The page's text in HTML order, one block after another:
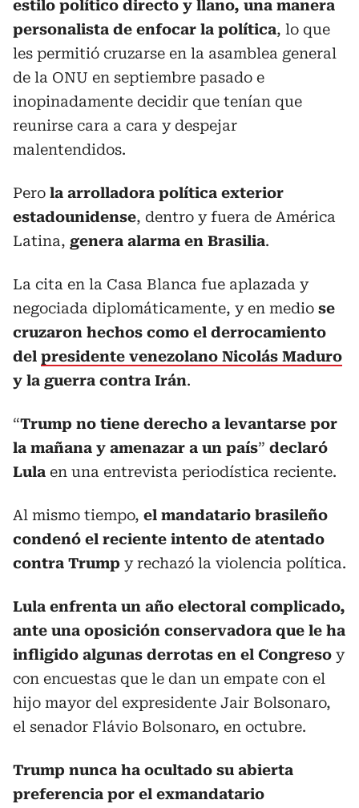
estilo político directo y llano, una manera
personalista de enfocar la política, lo que
les permitió cruzarse en la asamblea general
de la ONU en septiembre pasado e
inopinadamente decidir que tenían que
reunirse cara a cara y despejar
malentendidos.
Pero la arrolladora política exterior
estadounidense, dentro y fuera de América
Latina, genera alarma en Brasilia.
La cita en la Casa Blanca fue aplazada y
negociada diplomáticamente, y en medio se
cruzaron hechos como el derrocamiento
del presidente venezolano Nicolás Maduro
y la guerra contra Irán.
“Trump no tiene derecho a levantarse por
la mañana y amenazar a un país” declaró
Lula en una entrevista periodística reciente.
Al mismo tiempo, el mandatario brasileño
condenó el reciente intento de atentado
contra Trump y rechazó la violencia política.
Lula enfrenta un año electoral complicado,
ante una oposición conservadora que le ha
infligido algunas derrotas en el Congreso y
con encuestas que le dan un empate con el
hijo mayor del expresidente Jair Bolsonaro,
el senador Flávio Bolsonaro, en octubre.
Trump nunca ha ocultado su abierta
preferencia por el exmandatario